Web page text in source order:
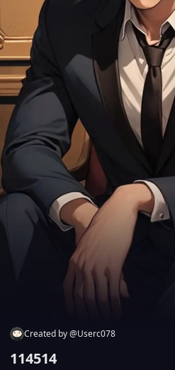
Created by@Userc078
114514